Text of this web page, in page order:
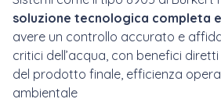
soluzione tecnologica completa
avere un controllo accurato e
critici dell’acqua, con benefici
del prodotto finale, efficienza
ambientale